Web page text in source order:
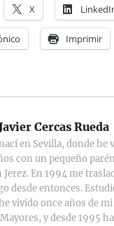
X
Imprimir
Cercas Rueda
en Sevilla, donde he
con un pequeño
Jerez. En 1994 me
desde entonces.
vivido once años de mi
y desde 1995